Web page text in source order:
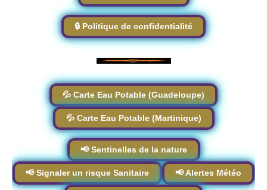
🔒 Politique de confidentialité
💦 Carte Eau Potable (Guadeloupe)
💦 Carte Eau Potable (Martinique)
📢 Sentinelles de la nature
📢 Signaler un risque Sanitaire 📢 Alertes Météo